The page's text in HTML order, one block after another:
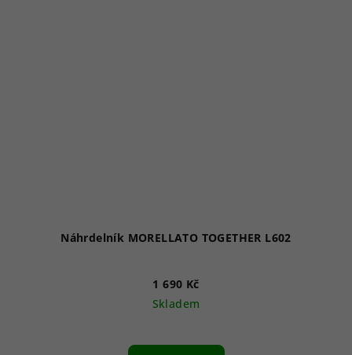
Náhrdelník MORELLATO TOGETHER L602
1 690 Kč
Skladem